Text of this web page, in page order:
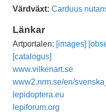
Värdväxt: Carduus
Länkar
Artportalen: [images]
[catalogus]
www.vilkenart.se
www2.nrm.se/en/
lepidoptera.eu
lepiforum.org